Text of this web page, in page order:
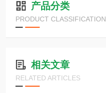
产品分类
PRODUCT CLASSIFICATION
相关文章
RELATED ARTICLES